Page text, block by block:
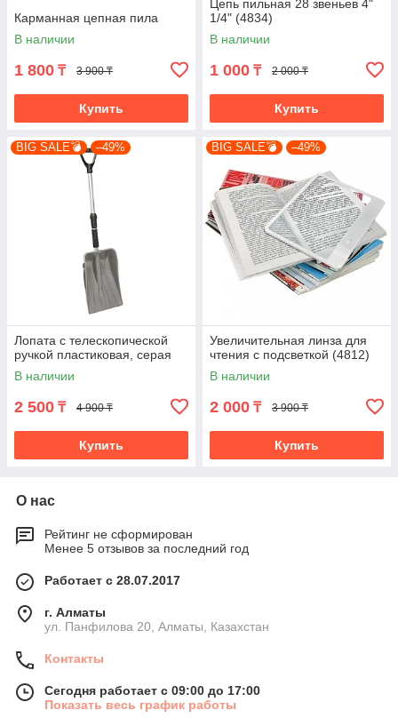
Карманная цепная пила
В наличии
1 800 ₸ 3 900 ₸
Купить
Цепь пильная 28 звеньев 4"
1/4" (4834)
В наличии
1 000 ₸ 2 000 ₸
Купить
BIG SALE💣 –49%
Лопата с телескопической
ручкой пластиковая, серая
В наличии
2 500 ₸ 4 900 ₸
Купить
BIG SALE💣 –49%
Увеличительная линза для
чтения с подсветкой (4812)
В наличии
2 000 ₸ 3 900 ₸
Купить
О нас
Рейтинг не сформирован
Менее 5 отзывов за последний год
Работает с 28.07.2017
г. Алматы
ул. Панфилова 20, Алматы, Казахстан
Контакты
Сегодня работает с 09:00 до 17:00
Показать весь график работы